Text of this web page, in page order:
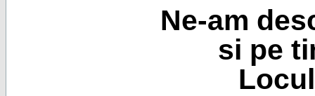
Ne-am
si pe